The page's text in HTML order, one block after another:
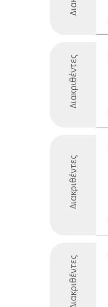
Διακριθέντες
Διακριθέντες
Διακριθέντες